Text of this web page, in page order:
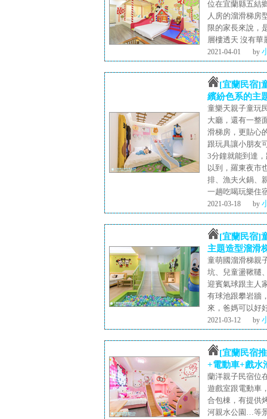
位在宜蘭縣五結
人房的溜滑梯房
限的家長來說，
層樓透天 沒有華
2021-04-01
by
[宜蘭民宿]
繽紛色系的主
童樂天親子童玩
大廳，還有一整
滑梯房，更貼心
跟玩具讓小朋友
3分鐘就能到達
以到，羅東夜市
排、漁夫火鍋、
一趟吃喝玩樂住
2021-03-18
by
[宜蘭民宿]
主題造型溜滑
童萌國溜滑梯親
坑、兒童盪鞦韆
迎賓氣球跟主人
有球池跟攀岩牆
來，爸媽可以好
2021-03-12
by
[宜蘭民宿
+電動車+戲水
蘭洋親子民宿位
遊戲室跟電動車
合包棟，有提供
河親水公園…等